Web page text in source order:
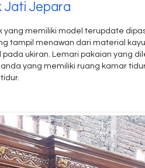
Jati Jepara
memiliki model terupdate
tampil menawan dari material
ukiran. Lemari pakaian yang
yang memiliki ruang kamar